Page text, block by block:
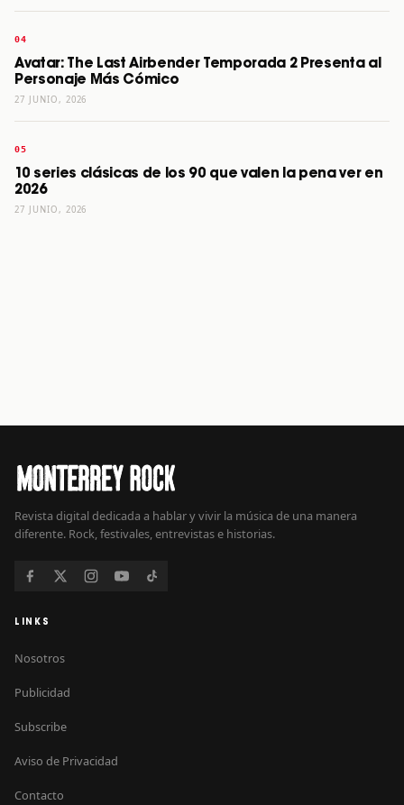
Avatar: The Last Airbender Temporada 2 Presenta al
Personaje Más Cómico
27 JUNIO, 2026
10 series clásicas de los 90 que valen la pena ver en
2026
27 JUNIO, 2026
Revista digital dedicada a hablar y vivir la música de una manera
diferente. Rock, festivales, entrevistas e historias.
LINKS
Nosotros
Publicidad
Subscribe
Aviso de Privacidad
Contacto